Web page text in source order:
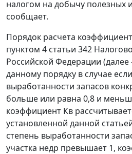
налогом на добычу полезных
сообщает.
Порядок расчета
пунктом 4 статьи 342
Российской Федерации (далее
данному порядку в случае
выработанности запасов
больше или равна 0,8 и
коэффициент Кв
установленной данной
степень выработанности
участка недр превышает 1,